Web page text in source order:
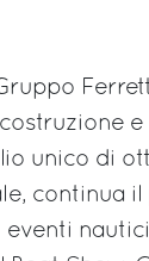
unico di
continua